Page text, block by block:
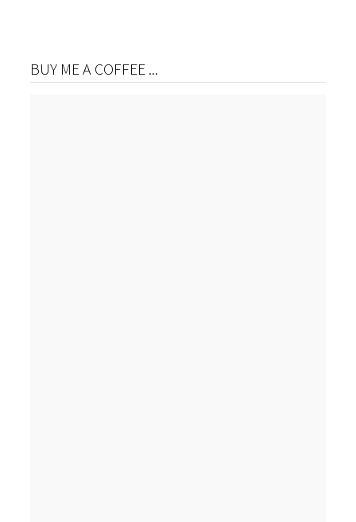
BUY ME A COFFEE ...